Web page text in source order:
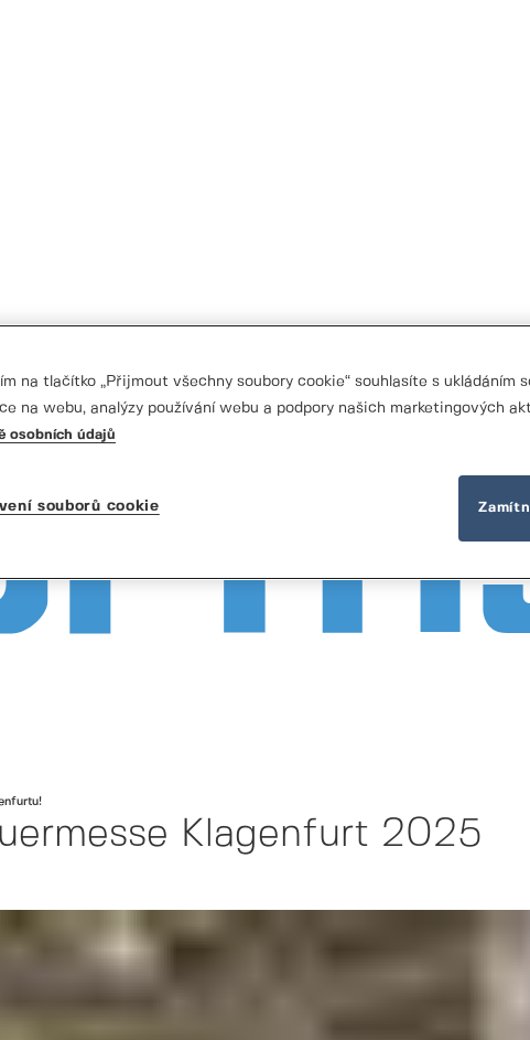
Klagenfurt 2025
na tlačítko „Přijmout všechny soubory cookie“ souhlasíte s ukládáním
na webu, analýzy používání webu a podpory našich marketingových
osobních údajů
souborů cookie